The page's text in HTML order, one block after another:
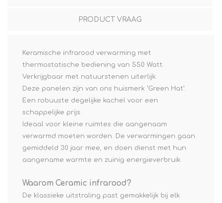
PRODUCT VRAAG
Keramische infrarood verwarming met
thermostatische bediening van 550 Watt.
Verkrijgbaar met natuurstenen uiterlijk.
Deze panelen zijn van ons huismerk ‘Green Hat’.
Een robuuste degelijke kachel voor een
schappelijke prijs.
Ideaal voor kleine ruimtes die aangenaam
verwarmd moeten worden. De verwarmingen gaan
gemiddeld 30 jaar mee, en doen dienst met hun
aangename warmte en zuinig energieverbruik.
Waarom Ceramic infrarood?
De klassieke uitstraling past gemakkelijk bij elk